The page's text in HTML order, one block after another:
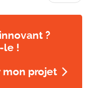
?
le !
mon projet